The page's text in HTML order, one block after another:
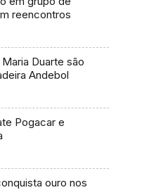
reencontros
Duarte são
Andebol
Pogacar e
ouro nos